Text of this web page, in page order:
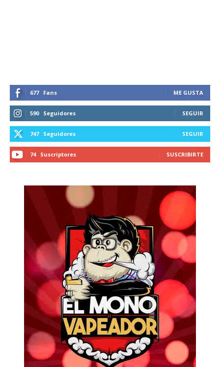
677 Fans ME GUSTA
590 Seguidores SEGUIR
747 Seguidores SEGUIR
74 Suscriptores SUSCRIBIRTE